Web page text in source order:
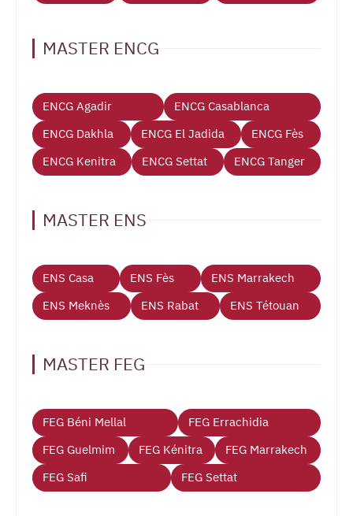
MASTER ENCG
ENCG Agadir
ENCG Casablanca
ENCG Dakhla
ENCG El Jadida
ENCG Fès
ENCG Kenitra
ENCG Settat ENCG Tanger
MASTER ENS
ENS Casa ENS Fès
ENS Marrakech
ENS Meknès
ENS Rabat ENS Tétouan
MASTER FEG
FEG Béni Mellal
FEG Errachidia
FEG Guelmim
FEG Kénitra
FEG Marrakech
FEG Safi
FEG Settat